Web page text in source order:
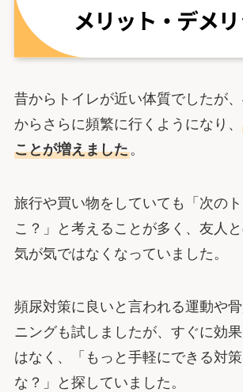
昔からトイレが近い体質でしたが
からさらに頻繁に行くようになり、
ことが増えました。
旅行や買い物をしていても「次の
こ？」と考えることが多く、友人
気が気ではなくなっていました。
頻尿対策に良いと言われる運動や
ニングも試しましたが、すぐに効
はなく、「もっと手軽にできる対
な？」と探していました。